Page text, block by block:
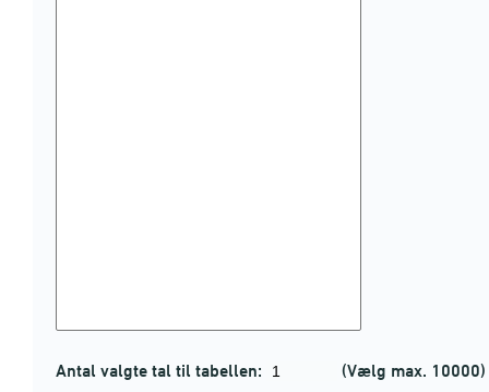
Antal valgte tal til tabellen: (Vælg max. 10000)